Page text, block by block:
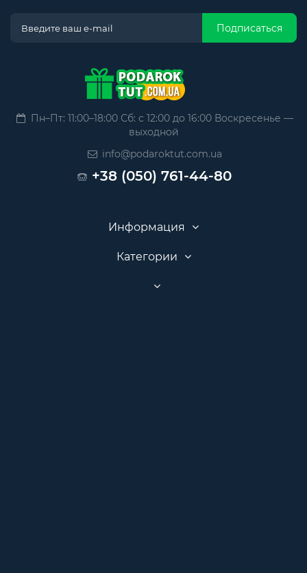
Подписаться
Пн–Пт: 11:00–18:00 Сб: с 12:00 до 16:00 Воскресенье —
выходной
info@podaroktut.com.ua
+38 (050) 761-44-80
Информация
Категории